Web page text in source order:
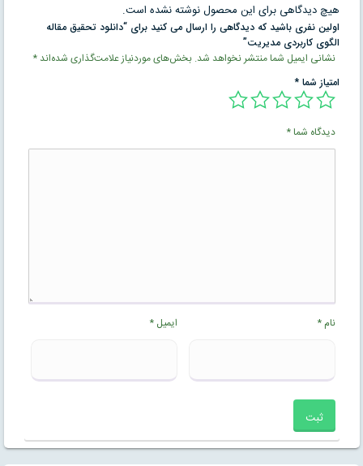
هیچ دیدگاهی برای این محصول نوشته نشده است.
اولین نفری باشید که دیدگاهی را ارسال می کنید برای “دانلود تحقیق مقاله
الگوی كاربردی مديريت”
نشانی ایمیل شما منتشر نخواهد شد. بخش‌های موردنیاز علامت‌گذاری شده‌اند*
امتیاز شما*
دیدگاه شما*
نام* ایمیل*